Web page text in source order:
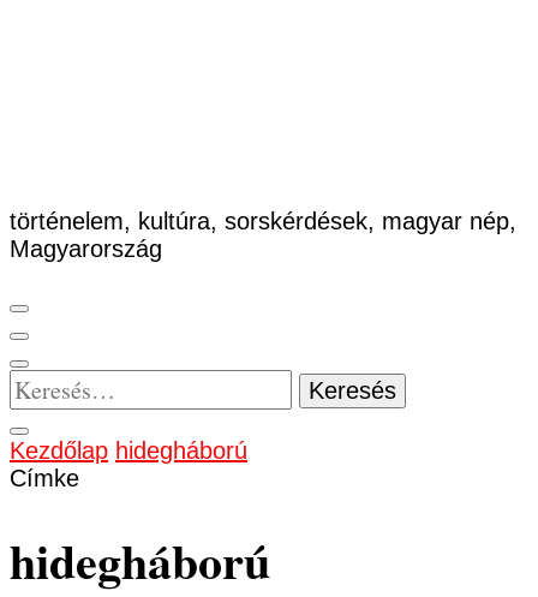
történelem, kultúra, sorskérdések, magyar nép,
Magyarország
Keresés:
Kezdőlap hidegháború
Címke
hidegháború